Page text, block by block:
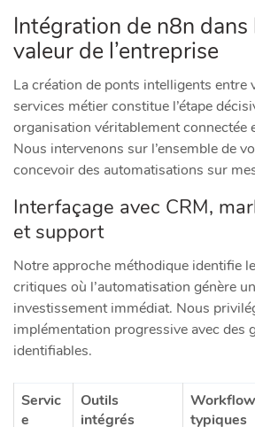
Intégration de n8n dans
valeur de l’entreprise
La création de ponts intelligents entre
services métier constitue l’étape
organisation véritablement connectée
Nous intervenons sur l’ensemble de
concevoir des automatisations sur
Interfaçage avec CRM,
et support
Notre approche méthodique identifie
critiques où l’automatisation génère
investissement immédiat. Nous
implémentation progressive avec des
identifiables.
Servic
e
Outils
intégrés
typiques